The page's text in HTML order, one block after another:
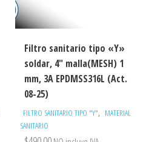
Filtro sanitario tipo «Y»
soldar, 4″ malla(MESH) 1
mm, 3A EPDMSS316L (Act.
08-25)
FILTRO SANITARIO TIPO "Y", MATERIAL
SANITARIO